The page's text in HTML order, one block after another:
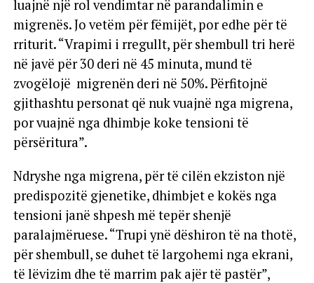
luajnë një rol vendimtar në parandalimin e
migrenës. Jo vetëm për fëmijët, por edhe për të
rriturit. “Vrapimi i rregullt, për shembull tri herë
në javë për 30 deri në 45 minuta, mund të
zvogëlojë migrenën deri në 50%. Përfitojnë
gjithashtu personat që nuk vuajnë nga migrena,
por vuajnë nga dhimbje koke tensioni të
përsëritura”.
Ndryshe nga migrena, për të cilën ekziston një
predispozitë gjenetike, dhimbjet e kokës nga
tensioni janë shpesh më tepër shenjë
paralajmëruese. “Trupi ynë dëshiron të na thotë,
për shembull, se duhet të largohemi nga ekrani,
të lëvizim dhe të marrim pak ajër të pastër”,